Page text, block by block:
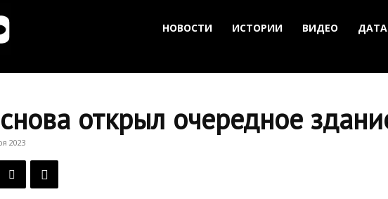
Новости
НОВОСТИ ИСТОРИИ ВИДЕО ДАТА
открыл очередное
2023